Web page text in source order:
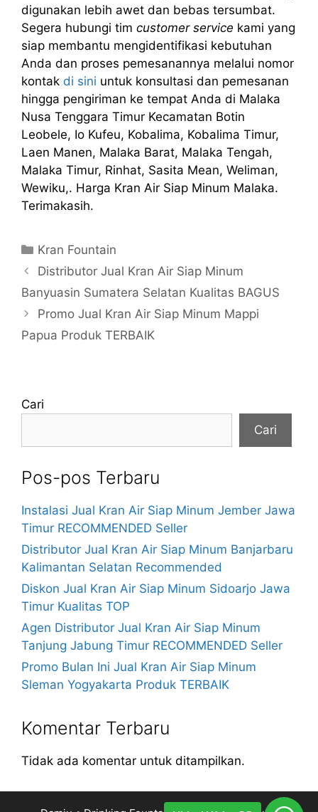
digunakan lebih awet dan bebas tersumbat.
Segera hubungi tim customer service kami yang
siap membantu mengidentifikasi kebutuhan
Anda dan proses pemesanannya melalui nomor
kontak di sini untuk konsultasi dan pemesanan
hingga pengiriman ke tempat Anda di Malaka
Nusa Tenggara Timur Kecamatan Botin
Leobele, Io Kufeu, Kobalima, Kobalima Timur,
Laen Manen, Malaka Barat, Malaka Tengah,
Malaka Timur, Rinhat, Sasita Mean, Weliman,
Wewiku,. Harga Kran Air Siap Minum Malaka.
Terimakasih.
Kategori
Kran Fountain
Distributor Jual Kran Air Siap Minum
Banyuasin Sumatera Selatan Kualitas BAGUS
Promo Jual Kran Air Siap Minum Mappi
Papua Produk TERBAIK
Cari
Cari
Pos-pos Terbaru
Instalasi Jual Kran Air Siap Minum Jember Jawa
Timur RECOMMENDED Seller
Distributor Jual Kran Air Siap Minum Banjarbaru
Kalimantan Selatan Recommended
Diskon Jual Kran Air Siap Minum Sidoarjo Jawa
Timur Kualitas TOP
Agen Distributor Jual Kran Air Siap Minum
Tanjung Jabung Timur RECOMMENDED Seller
Promo Bulan Ini Jual Kran Air Siap Minum
Sleman Yogyakarta Produk TERBAIK
Komentar Terbaru
Tidak ada komentar untuk ditampilkan.